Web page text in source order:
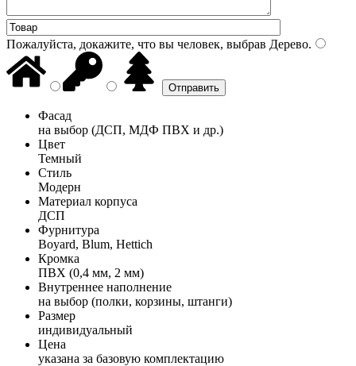
Пожалуйста, докажите, что вы человек, выбрав Дерево.
Фасад
на выбор (ДСП, МДФ ПВХ и др.)
Цвет
Темный
Стиль
Модерн
Материал корпуса
ДСП
Фурнитура
Boyard, Blum, Hettich
Кромка
ПВХ (0,4 мм, 2 мм)
Внутреннее наполнение
на выбор (полки, корзины, штанги)
Размер
индивидуальный
Цена
указана за базовую комплектацию